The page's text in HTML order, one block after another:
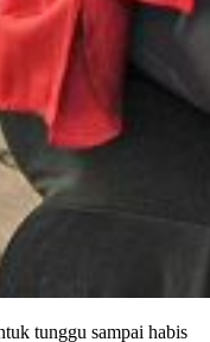
tunggu sampai habis